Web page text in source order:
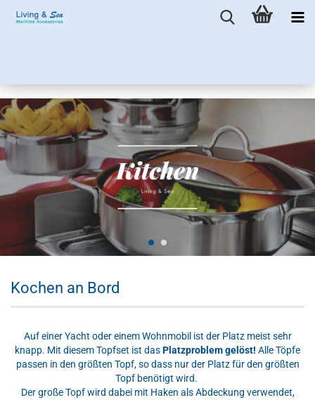
Kochen an Bord
Auf einer Yacht oder einem Wohnmobil ist der Platz meist sehr
knapp. Mit diesem Topfset ist dasPlatzproblem gelöst! Alle Töpfe
passen in den größten Topf, so dass nur der Platz für den größten
Topf benötigt wird.
Der große Topf wird dabei mit Haken als Abdeckung verwendet,